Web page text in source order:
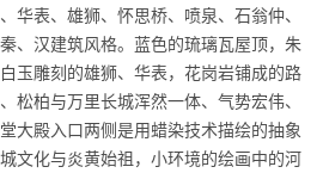
华表、雄狮、怀思桥、喷泉、石翁仲、
、汉建筑风格。蓝色的琉璃瓦屋顶，朱
玉雕刻的雄狮、华表，花岗岩铺成的路
松柏与万里长城浑然一体、气势宏伟、
大殿入口两侧是用蜡染技术描绘的抽象
文化与炎黄始祖，小环境的绘画中的河